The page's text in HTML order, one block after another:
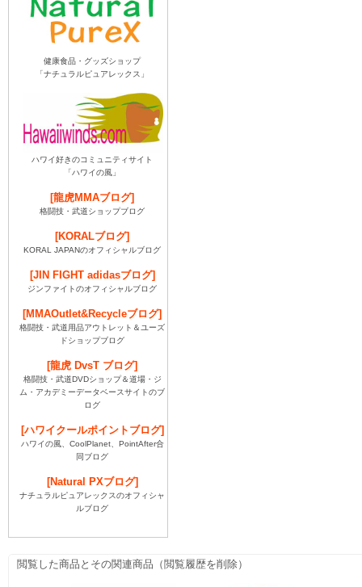
健康食品・グッズショップ
「ナチュラルピュアレックス」
ハワイ好きのコミュニティサイト
「ハワイの風」
[龍虎MMAブログ]
格闘技・武道ショップブログ
[KORALブログ]
KORAL JAPANのオフィシャルブログ
[JIN FIGHT adidasブログ]
ジンファイトのオフィシャルブログ
[MMAOutlet&Recycleブログ]
格闘技・武道用品アウトレット＆ユーズ
ドショップブログ
[龍虎 DvsT ブログ]
格闘技・武道DVDショップ＆道場・ジ
ム・アカデミーデータベースサイトのブ
ログ
[ハワイクールポイントブログ]
ハワイの風、CoolPlanet、PointAfter合
同ブログ
[Natural PXブログ]
ナチュラルピュアレックスのオフィシャ
ルブログ